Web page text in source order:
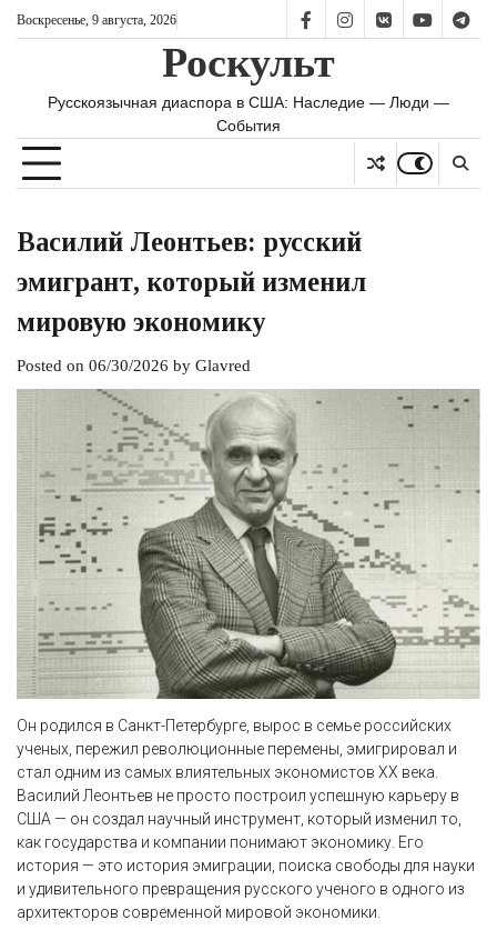
SkipВоскресенье, 9 августа, 2026
FB IS vk YT TG
Роскульт
Русскоязычная диаспора в США: Наследие — Люди —
События
Василий Леонтьев: русский
эмигрант, который изменил
мировую экономику
Posted on 06/30/2026 by Glavred
Он родился в Санкт-Петербурге, вырос в семье российских
ученых, пережил революционные перемены, эмигрировал и
стал одним из самых влиятельных экономистов XX века.
Василий Леонтьев не просто построил успешную карьеру в
США — он создал научный инструмент, который изменил то,
как государства и компании понимают экономику. Его
история — это история эмиграции, поиска свободы для науки
и удивительного превращения русского ученого в одного из
архитекторов современной мировой экономики.